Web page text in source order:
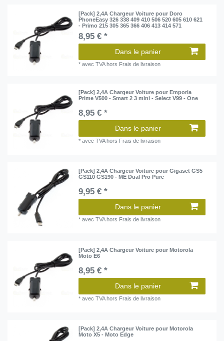
[Pack] 2,4A Chargeur Voiture pour Doro
PhoneEasy 326 338 409 410 506 520 605 610 621
- Primo 215 305 365 366 406 413 414 571
8,95 € *
Dans le panier
*avec TVAhors Frais de livraison
[Pack] 2,4A Chargeur Voiture pour Emporia
Prime V500 - Smart 2 3 mini - Select V99 - One
8,95 € *
Dans le panier
*avec TVAhors Frais de livraison
[Pack] 2,4A Chargeur Voiture pour Gigaset GS5
GS110 GS190 - ME Dual Pro Pure
9,95 € *
Dans le panier
*avec TVAhors Frais de livraison
[Pack] 2,4A Chargeur Voiture pour Motorola
Moto E6
8,95 € *
Dans le panier
*avec TVAhors Frais de livraison
[Pack] 2,4A Chargeur Voiture pour Motorola
Moto X5 - Moto Edge